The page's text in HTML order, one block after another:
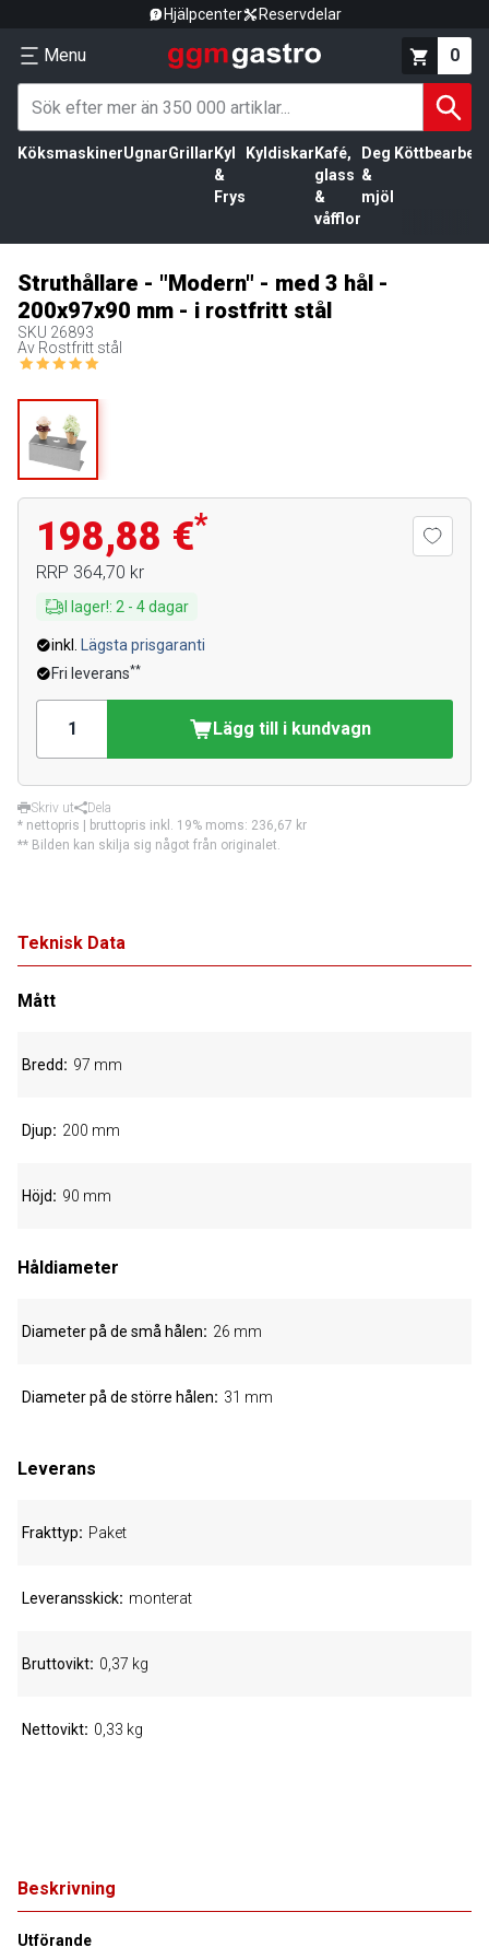
Hjälpcenter Reservdelar
Menu 0
KöksmaskinerUgnarGrillar Kyl
&
Frys
Kyldiskar Kafé,
glass
&
våfflor
Deg
&
mjöl
Struthållare - "Modern" - med 3 hål -
200x97x90 mm - i rostfritt stål
SKU 26893
Av Rostfritt stål
198,88 €*
RRP 364,70 kr
I lager!: 2 - 4dagar
inkl.
Lägsta prisgaranti
Fri leverans**
Lägg till i kundvagn
Skriv ut
Dela
* nettopris | bruttopris inkl. 19% moms: 236,67 kr
** Bilden kan skilja sig något från originalet.
Beskrivning
Utförande
Teknisk Data
Mått
Bredd 97 mm
Djup 200 mm
Höjd 90 mm
Håldiameter
Diameter på de små hålen 26 mm
Diameter på de större hålen 31 mm
Leverans
Frakttyp Paket
Leveransskick monterat
Bruttovikt 0,37 kg
Nettovikt 0,33 kg